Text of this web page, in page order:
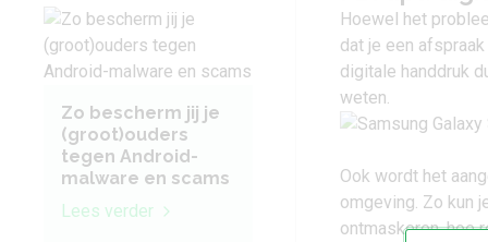
Zo bescherm jij je
(groot)ouders
tegen Android-
malware en scams
Lees verder
Hoewel het
dat je een
digitale handdruk
weten.
Ook wordt het
omgeving. Zo kun
ontmaskeren, hoe